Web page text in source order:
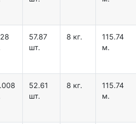
57.87
шт.
8 кг.
115.74
м.
52.61
шт.
8 кг.
115.74
м.